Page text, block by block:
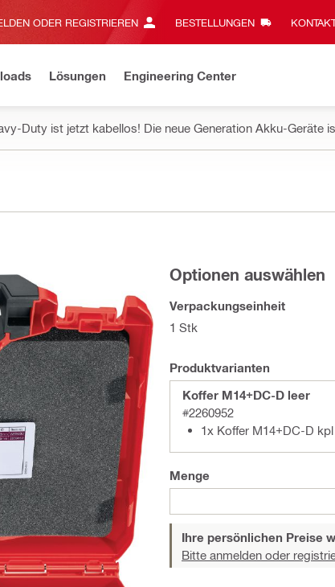
ODER REGISTRIEREN BESTELLUNGEN
Lösungen Engineering Center
Duty ist jetzt kabellos! Die neue Generation Akku-Geräte
Optionen auswählen
Verpackungseinheit
1 Stk
Produktvarianten
Koffer M14+DC-D leer
#2260952
1x Koffer M14+DC-D kpl
Menge
Ihre persönlichen Preise
Bitte anmelden oder